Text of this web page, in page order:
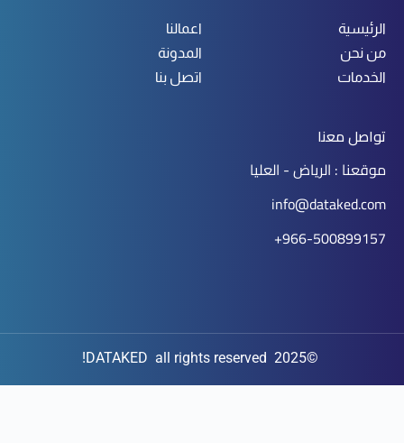
الرئيسية
من نحن
الخدمات
اعمالنا
المدونة
اتصل بنا
تواصل معنا
موقعنا : الرياض - العليا
info@dataked.com
966-500899157+
©2025 DATAKED all rights reserved!